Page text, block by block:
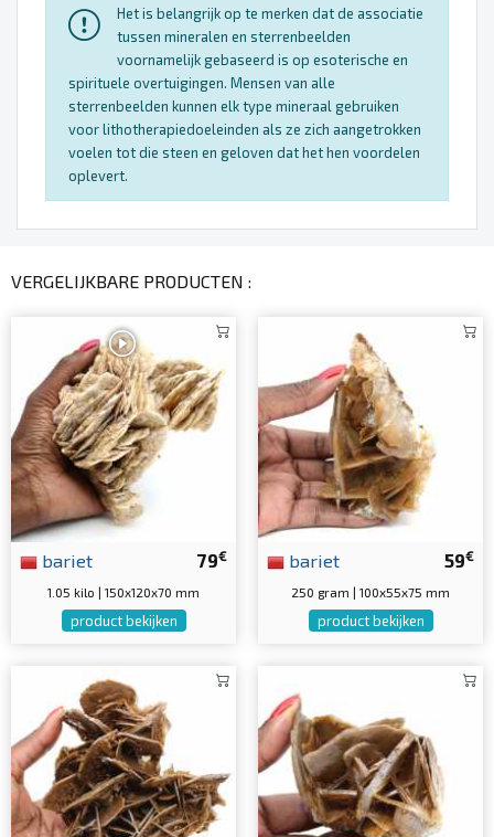
Het is belangrijk op te merken dat de associatie
tussen mineralen en sterrenbeelden
voornamelijk gebaseerd is op esoterische en
spirituele overtuigingen. Mensen van alle
sterrenbeelden kunnen elk type mineraal gebruiken
voor lithotherapiedoeleinden als ze zich aangetrokken
voelen tot die steen en geloven dat het hen voordelen
oplevert.
VERGELIJKBARE PRODUCTEN :
79€
bariet
1.05 kilo | 150x120x70 mm
product bekijken
59€
bariet
250 gram | 100x55x75 mm
product bekijken